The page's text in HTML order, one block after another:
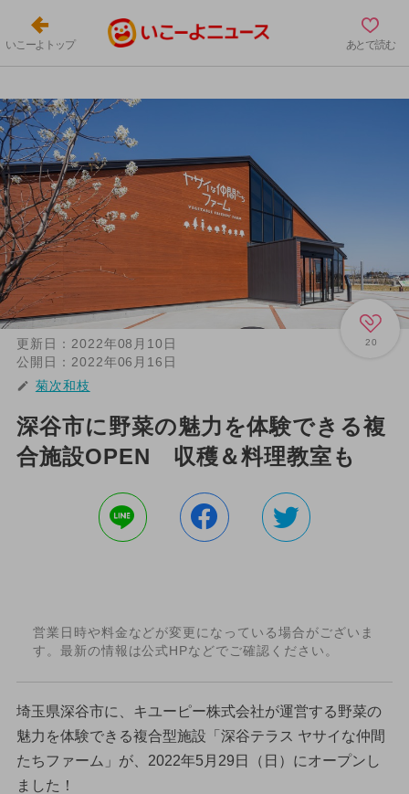
いこーよトップ あとで読む
20
更新日： 2022年08月10日
公開日： 2022年06月16日
菊次和枝
深谷市に野菜の魅力を体験できる複
合施設OPEN 収穫＆料理教室も
営業日時や料金などが変更になっている場合がございま
す。最新の情報は公式HPなどでご確認ください。
埼玉県深谷市に、キユーピー株式会社が運営する野菜の
魅力を体験できる複合型施設「深谷テラス ヤサイな仲間
たちファーム」が、2022年5月29日（日）にオープンし
ました！